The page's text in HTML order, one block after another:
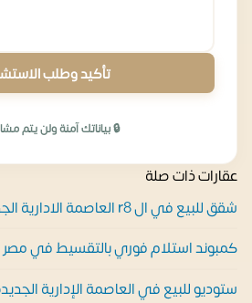
تأكيد وطلب
🔒 بياناتك آمنة ولن يتم
عقارات ذات صلة
شقق للبيع في ال r8 العاصمة الادارية الجديدة
كمبوند استلام فوري بالتقسيط في مصر
ستوديو للبيع في العاصمة الإدارية